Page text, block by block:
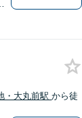
・大丸前駅から徒